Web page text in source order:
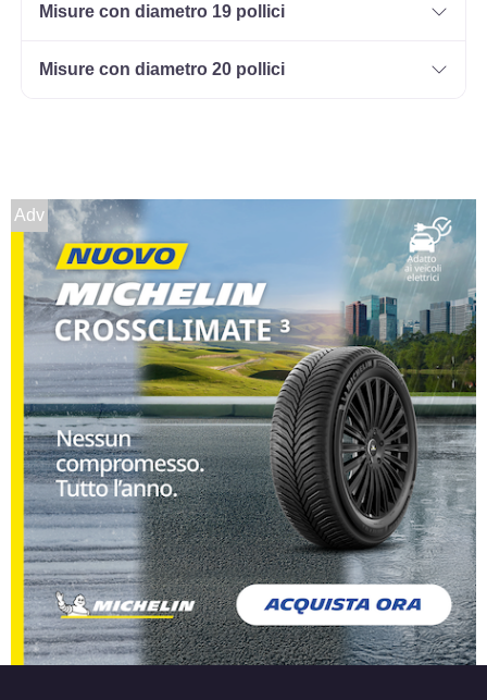
225/55 R16 99V M+S
Disponibile
225/60 R16 98H M+S
Disponibile
215/70 R16 100H M+S
Disponibile
215/65 R16 98H M+S
Disponibile
Misure con diametro 19 pollici
Misure con diametro 20 pollici
Adv